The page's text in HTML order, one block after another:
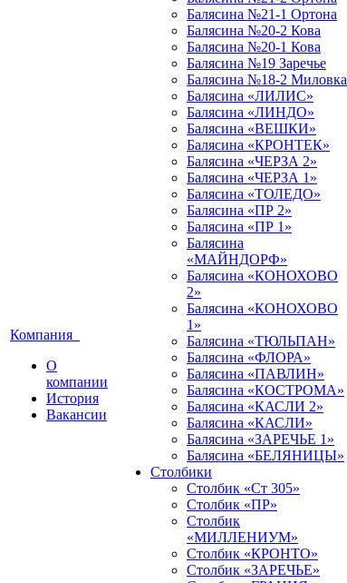
Компания
О
компании
История
Вакансии
Балясина №21-1 Ортона
Балясина №20-2 Кова
Балясина №20-1 Кова
Балясина №19 Заречье
Балясина №18-2 Миловка
Балясина «ЛИЛИС»
Балясина «ЛИНДО»
Балясина «ВЕШКИ»
Балясина «КРОНТЕК»
Балясина «ЧЕРЗА 2»
Балясина «ЧЕРЗА 1»
Балясина «ТОЛЕДО»
Балясина «ПР 2»
Балясина «ПР 1»
Балясина
«МАЙНДОРФ»
Балясина «КОНОХОВО
2»
Балясина «КОНОХОВО
1»
Балясина «ТЮЛЬПАН»
Балясина «ФЛОРА»
Балясина «ПАВЛИН»
Балясина «КОСТРОМА»
Балясина «КАСЛИ 2»
Балясина «КАСЛИ»
Балясина «ЗАРЕЧЬЕ 1»
Балясина «БЕЛЯНИЦЫ»
Столбики
Столбик «Ст 305»
Столбик «ПР»
Столбик
«МИЛЛЕНИУМ»
Столбик «КРОНТО»
Столбик «ЗАРЕЧЬЕ»